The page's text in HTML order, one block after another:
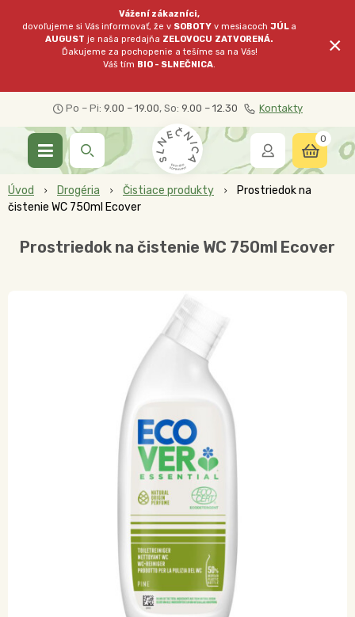
Vážení zákazníci,
dovoľujeme si Vás informovať, že v SOBOTY v mesiacochJÚL a
AUGUST je naša predajňa ZELOVOCU ZATVORENÁ.
Ďakujeme za pochopenie a tešíme sa na Vás!
Váš tím BIO - SLNEČNICA.
×
Po – Pi: 9.00 – 19.00, So: 9.00 – 12.30 Kontakty
0
Úvod Drogéria Čistiace produkty
Prostriedok na
čistenie WC 750ml Ecover
Prostriedok na čistenie WC 750ml Ecover